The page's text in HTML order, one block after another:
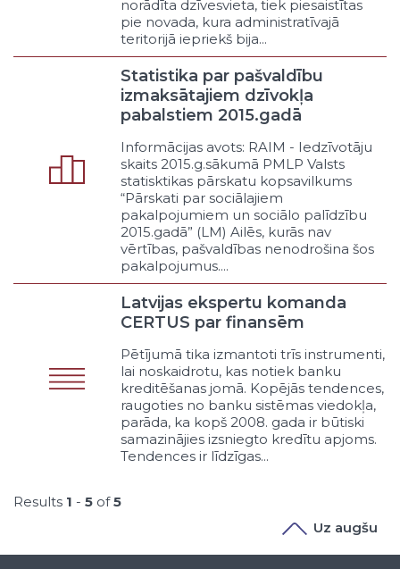
Darbības pārtraukšana vai
noteiktas rīcības pieprasīšana
Sodīšana
Cits administrēšanas veids
Veicināšana
Cilvēkresursu pieejamība
Publiskās infrastruktūras
pieejamība
Dotēšana, subsidēšana, nodokļu
un nodevu atlaides
Līdzdalība uzņēmumos vai
biedrībās
Privāto interešu lobēšana
Cits veicināšanas veids
Apsaimniekošana
apsaimniekošana
Privātā īpašuma apsaimniekošana
Cits apsaimniekošanas veids
Uzņēmējdarbība
Uzņēmējdarbība nodrošinot
pašvaldības pakalpojumus
Uzņēmējdarbība vairojot
norādīta dzīvesvieta, tiek piesaistītas
pie novada, kura administratīvajā
teritorijā iepriekš bija...
Statistika par pašvaldību
izmaksātajiem dzīvokļa
pabalstiem 2015.gadā
Informācijas avots: RAIM - Iedzīvotāju
skaits 2015.g.sākumā PMLP Valsts
statisktikas pārskatu kopsavilkums
“Pārskati par sociālajiem
pakalpojumiem un sociālo palīdzību
2015.gadā” (LM) Ailēs, kurās nav
vērtības, pašvaldības nenodrošina šos
pakalpojumus....
Latvijas ekspertu komanda
CERTUS par finansēm
Pētījumā tika izmantoti trīs instrumenti,
lai noskaidrotu, kas notiek banku
kreditēšanas jomā. Kopējās tendences,
raugoties no banku sistēmas viedokļa,
parāda, ka kopš 2008. gada ir būtiski
samazinājies izsniegto kredītu apjoms.
Tendences ir līdzīgas...
Results 1 - 5 of5
Uz augšu